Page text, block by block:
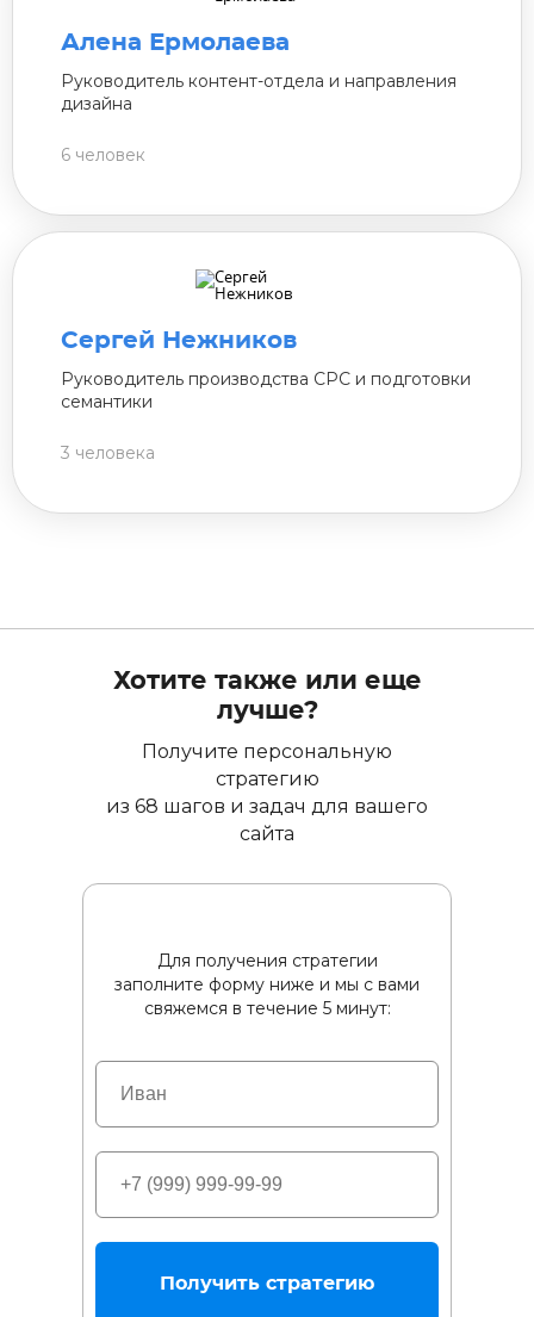
Алена Ермолаева
Руководитель контент-отдела и направления
дизайна
6 человек
Сергей Нежников
Руководитель производства СРС и подготовки
семантики
3 человека
Хотите также или еще
лучше?
Получите персональную
стратегию
из 68 шагов и задач для вашего
сайта
Для получения стратегии
заполните форму ниже и мы с вами
свяжемся в течение 5 минут:
Получить стратегию